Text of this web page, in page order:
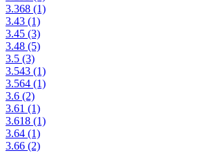
3.368 (1)
3.43 (1)
3.45 (3)
3.48 (5)
3.5 (3)
3.543 (1)
3.564 (1)
3.6 (2)
3.61 (1)
3.618 (1)
3.64 (1)
3.66 (2)